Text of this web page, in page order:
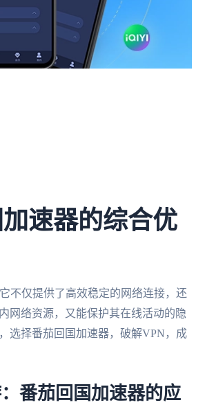
速器的综合优
不仅提供了高效稳定的网络连接，还
网络资源，又能保护其在线活动的隐
选择番茄回国加速器，破解VPN，成
番茄回国加速器的应